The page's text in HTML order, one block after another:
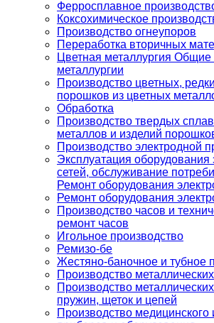
Ферросплавное
Коксохимическое
Производство огнеупоров
Переработка вторичных
Цветная металлургия
металлургии
Производство цветных,
порошков из цветных
Обработка
Производство твердых
металлов и изделий
Производство электродной
Эксплуатация оборудования
сетей, обслуживание
Ремонт оборудования
Ремонт оборудования
Производство часов и
ремонт часов
Игольное производство
Ремизо-бе
Жестяно-баночное и тубное
Производство
Производство
пружин, щеток и цепей
Производство медицинского